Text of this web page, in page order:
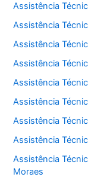
Assistência
Assistência
Assistência
Assistência
Assistência
Assistência
Assistência
Assistência
Assistência
Moraes